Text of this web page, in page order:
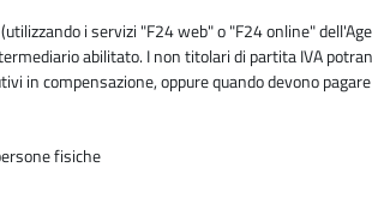
i servizi "F24 web" o "F24 online"
abilitato. I non titolari di partita IVA
in compensazione, oppure quando devono
fisiche